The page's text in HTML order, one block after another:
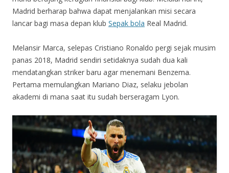
Madrid berharap bahwa dapat menjalankan misi secara
lancar bagi masa depan klub Sepak bola Real Madrid.
Melansir Marca, selepas Cristiano Ronaldo pergi sejak musim
panas 2018, Madrid sendiri setidaknya sudah dua kali
mendatangkan striker baru agar menemani Benzema.
Pertama memulangkan Mariano Diaz, selaku jebolan
akademi di mana saat itu sudah berseragam Lyon.